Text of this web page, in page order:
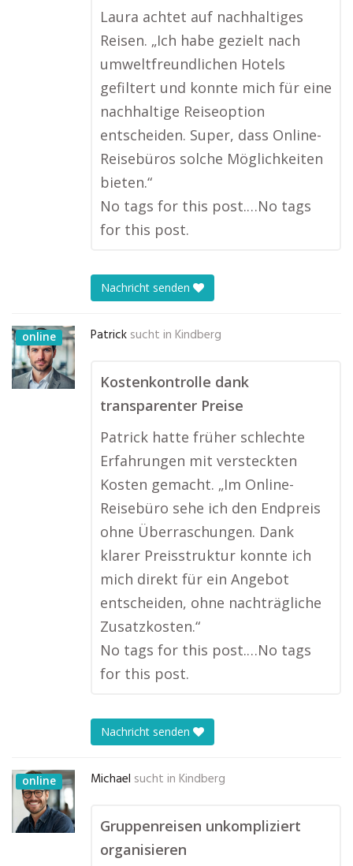
Laura achtet auf nachhaltiges
Reisen. „Ich habe gezielt nach
umweltfreundlichen Hotels
gefiltert und konnte mich für eine
nachhaltige Reiseoption
entscheiden. Super, dass Online-
Reisebüros solche Möglichkeiten
bieten.“
No tags for this post.…No tags
for this post.
Nachricht senden
online Patrick sucht in Kindberg
Kostenkontrolle dank
transparenter Preise
Patrick hatte früher schlechte
Erfahrungen mit versteckten
Kosten gemacht. „Im Online-
Reisebüro sehe ich den Endpreis
ohne Überraschungen. Dank
klarer Preisstruktur konnte ich
mich direkt für ein Angebot
entscheiden, ohne nachträgliche
Zusatzkosten.“
No tags for this post.…No tags
for this post.
Nachricht senden
online Michael sucht in Kindberg
Gruppenreisen unkompliziert
organisieren